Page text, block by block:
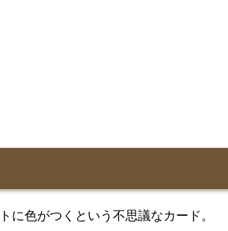
に色がつくという不思議なカード。